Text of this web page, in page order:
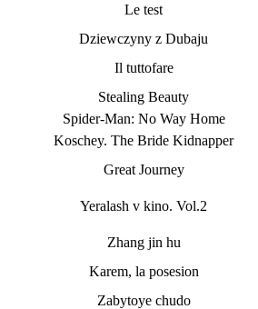
Le test
Dziewczyny z Dubaju
Il tuttofare
Stealing Beauty
Spider-Man: No Way Home
Koschey. The Bride Kidnapper
Great Journey
Yeralash v kino. Vol.2
Zhang jin hu
Karem, la posesion
Zabytoye chudo